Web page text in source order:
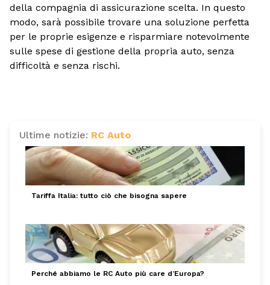
della compagnia di assicurazione scelta. In questo
modo, sarà possibile trovare una soluzione perfetta
per le proprie esigenze e risparmiare notevolmente
sulle spese di gestione della propria auto, senza
difficoltà e senza rischi.
Ultime notizie: RC Auto
Tariffa Italia: tutto ciò che bisogna sapere
Perché abbiamo le RC Auto più care d’Europa?